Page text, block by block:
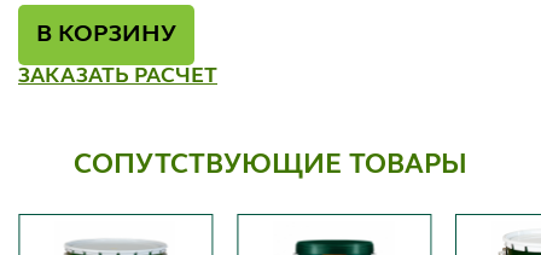
В КОРЗИНУ
ЗАКАЗАТЬ РАСЧЕТ
СОПУТСТВУЮЩИЕ ТОВАРЫ